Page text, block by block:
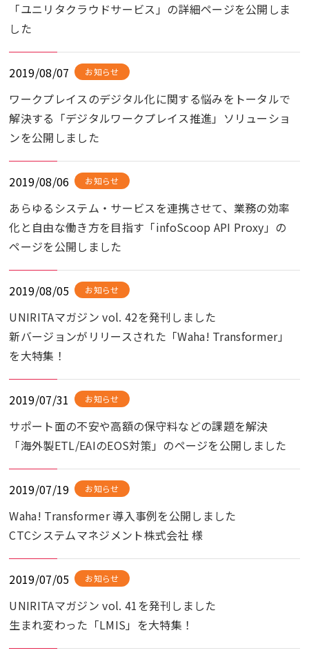
「ユニリタクラウドサービス」の詳細ページを公開しま
した
2019/08/07 お知らせ
ワークプレイスのデジタル化に関する悩みをトータルで
解決する「デジタルワークプレイス推進」ソリューショ
ンを公開しました
2019/08/06 お知らせ
あらゆるシステム・サービスを連携させて、業務の効率
化と自由な働き方を目指す「infoScoop API Proxy」の
ページを公開しました
2019/08/05 お知らせ
UNIRITAマガジン vol. 42を発刊しました
新バージョンがリリースされた「Waha! Transformer」
を大特集！
2019/07/31 お知らせ
サポート面の不安や高額の保守料などの課題を解決
「海外製ETL/EAIのEOS対策」のページを公開しました
2019/07/19 お知らせ
Waha! Transformer 導入事例を公開しました
CTCシステムマネジメント株式会社 様
2019/07/05 お知らせ
UNIRITAマガジン vol. 41を発刊しました
生まれ変わった「LMIS」を大特集！